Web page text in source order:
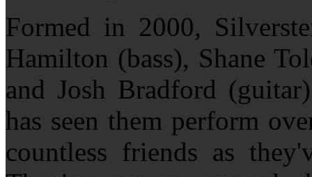
Formed in 2000,
Hamilton (bass), Shane
and Josh Bradford
has seen them perform
countless friends as